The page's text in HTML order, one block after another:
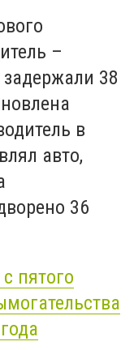
–
38
в
авто,
36
пятого